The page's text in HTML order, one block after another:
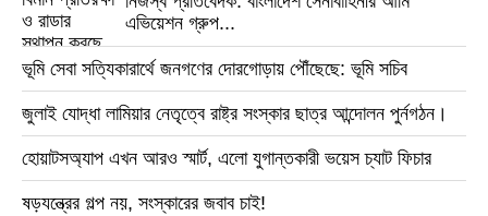
এভিয়েশন গ্রুপ...
ভূমি সেবা সত্যিকারার্থে জনগণের দোরগোড়ায় পৌঁছেছে: ভূমি সচিব
জুলাই যোদ্ধা লামিয়ার নেতৃত্বে রাষ্ট্র সংস্কার ছাত্র আন্দোলন পুর্নগঠন।
হোয়াটসঅ্যাপ এখন আরও স্মার্ট, এলো যুগান্তকারী ভয়েস চ্যাট ফিচার
ষড়যন্ত্রের গল্প নয়, সংস্কারের জবাব চাই!